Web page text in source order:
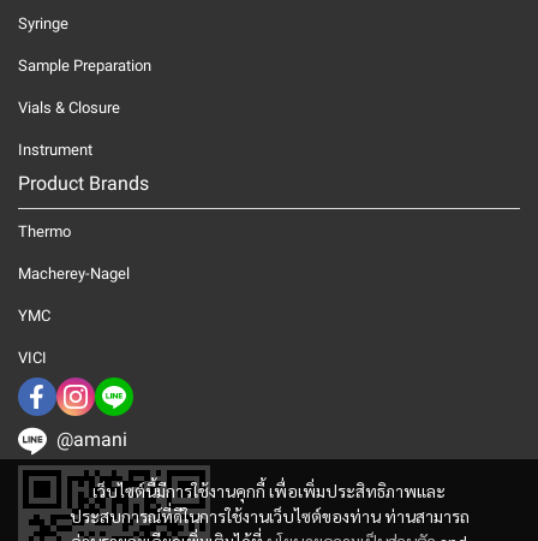
เว็บไซต์นี้มีการใช้งานคุกกี้ เพื่อเพิ่มประสิทธิภาพและ
ประสบการณ์ที่ดีในการใช้งานเว็บไซต์ของท่าน ท่านสามารถ
Syringe
Sample Preparation
Vials & Closure
Instrument
Product Brands
Thermo
Macherey-Nagel
YMC
VICI
@amani